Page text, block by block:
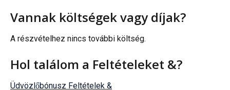
Vannak költségek vagy díjak?
A részvételhez nincs további költség.
Hol találom a Feltételeket &?
Üdvözlőbónusz Feltételek &